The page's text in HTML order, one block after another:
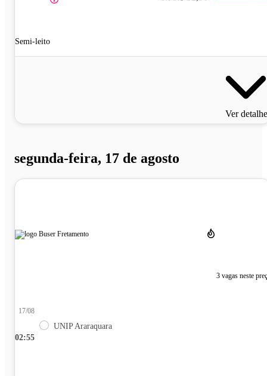
Semi-leito
Ver
segunda-feira, 17 de agosto
3 vagas neste
02:55
17/08
UNIP Araraquara